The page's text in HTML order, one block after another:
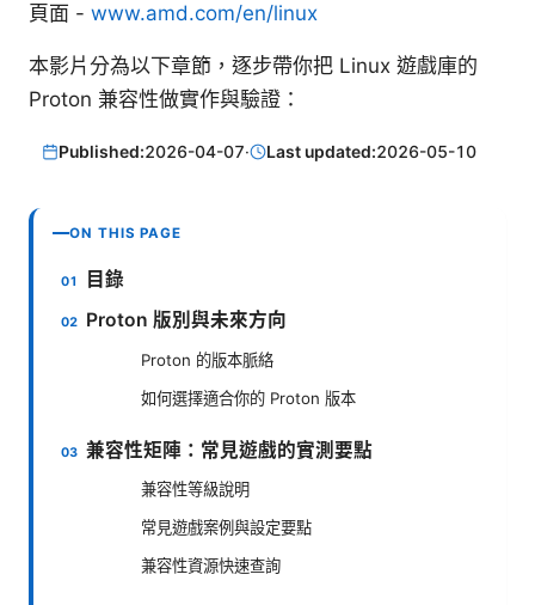
頁面 - www.amd.com/en/linux
本影片分為以下章節，逐步帶你把 Linux 遊戲庫的
Proton 兼容性做實作與驗證：
Published:2026-04-07· Last updated:2026-05-10
ON THIS PAGE
目錄
Proton 版別與未來方向
Proton 的版本脈絡
如何選擇適合你的 Proton 版本
兼容性矩陣：常見遊戲的實測要點
兼容性等級說明
常見遊戲案例與設定要點
兼容性資源快速查詢